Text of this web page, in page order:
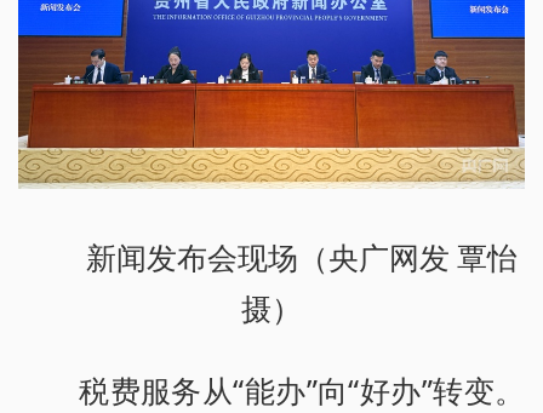
新闻发布会现场（央广网发 覃怡
摄）
税费服务从“能办”向“好办”转变。